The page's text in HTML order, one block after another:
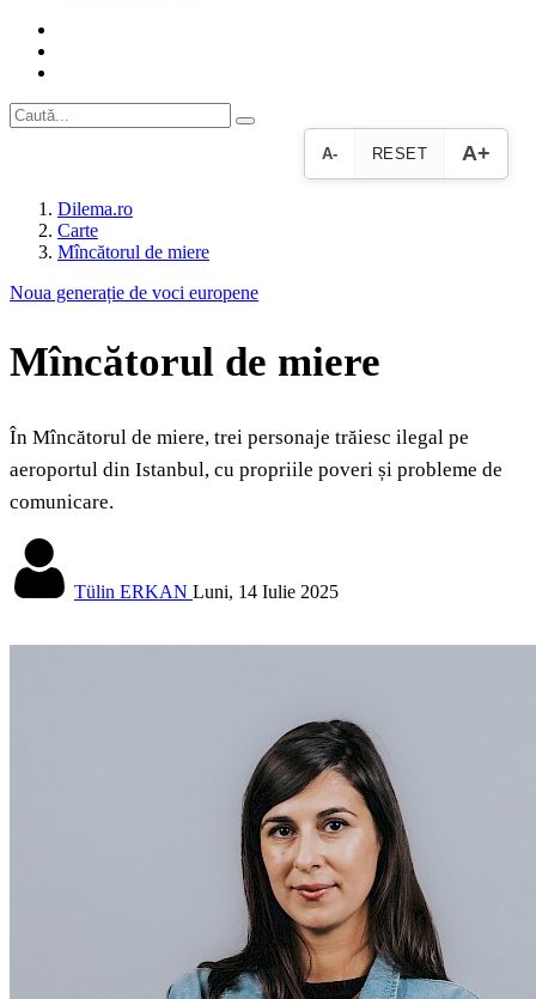
A- RESET A+
Dilema.ro
Carte
Mîncătorul de miere
Noua generație de voci europene
Mîncătorul de miere
În Mîncătorul de miere, trei personaje trăiesc ilegal pe
aeroportul din Istanbul, cu propriile poveri și probleme de
comunicare.
Tülin ERKAN Luni, 14 Iulie 2025